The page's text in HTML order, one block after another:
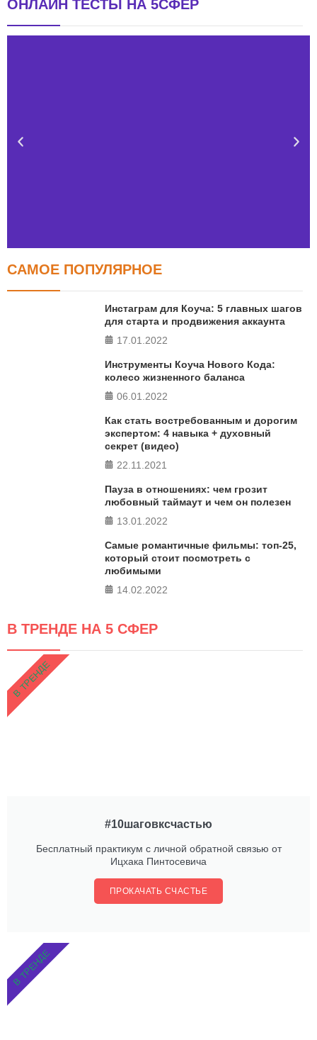
ОНЛАЙН ТЕСТЫ НА 5СФЕР
Тест FERMI
в 5 главных сферах
САМОЕ ПОПУЛЯРНОЕ
Инстаграм для Коуча: 5 главных шагов
для старта и продвижения аккаунта
17.01.2022
Инструменты Коуча Нового Кода:
колесо жизненного баланса
06.01.2022
Как стать востребованным и дорогим
экспертом: 4 навыка + духовный
секрет (видео)
22.11.2021
Пауза в отношениях: чем грозит
любовный таймаут и чем он полезен
13.01.2022
Самые романтичные фильмы: топ-25,
который стоит посмотреть с
любимыми
14.02.2022
В ТРЕНДЕ НА 5 СФЕР
#10шаговксчастью
Бесплатный практикум с личной обратной связью от
Ицхака Пинтосевича
ПРОКАЧАТЬ СЧАСТЬЕ
В ТРЕНДЕ
В ТРЕНДЕ